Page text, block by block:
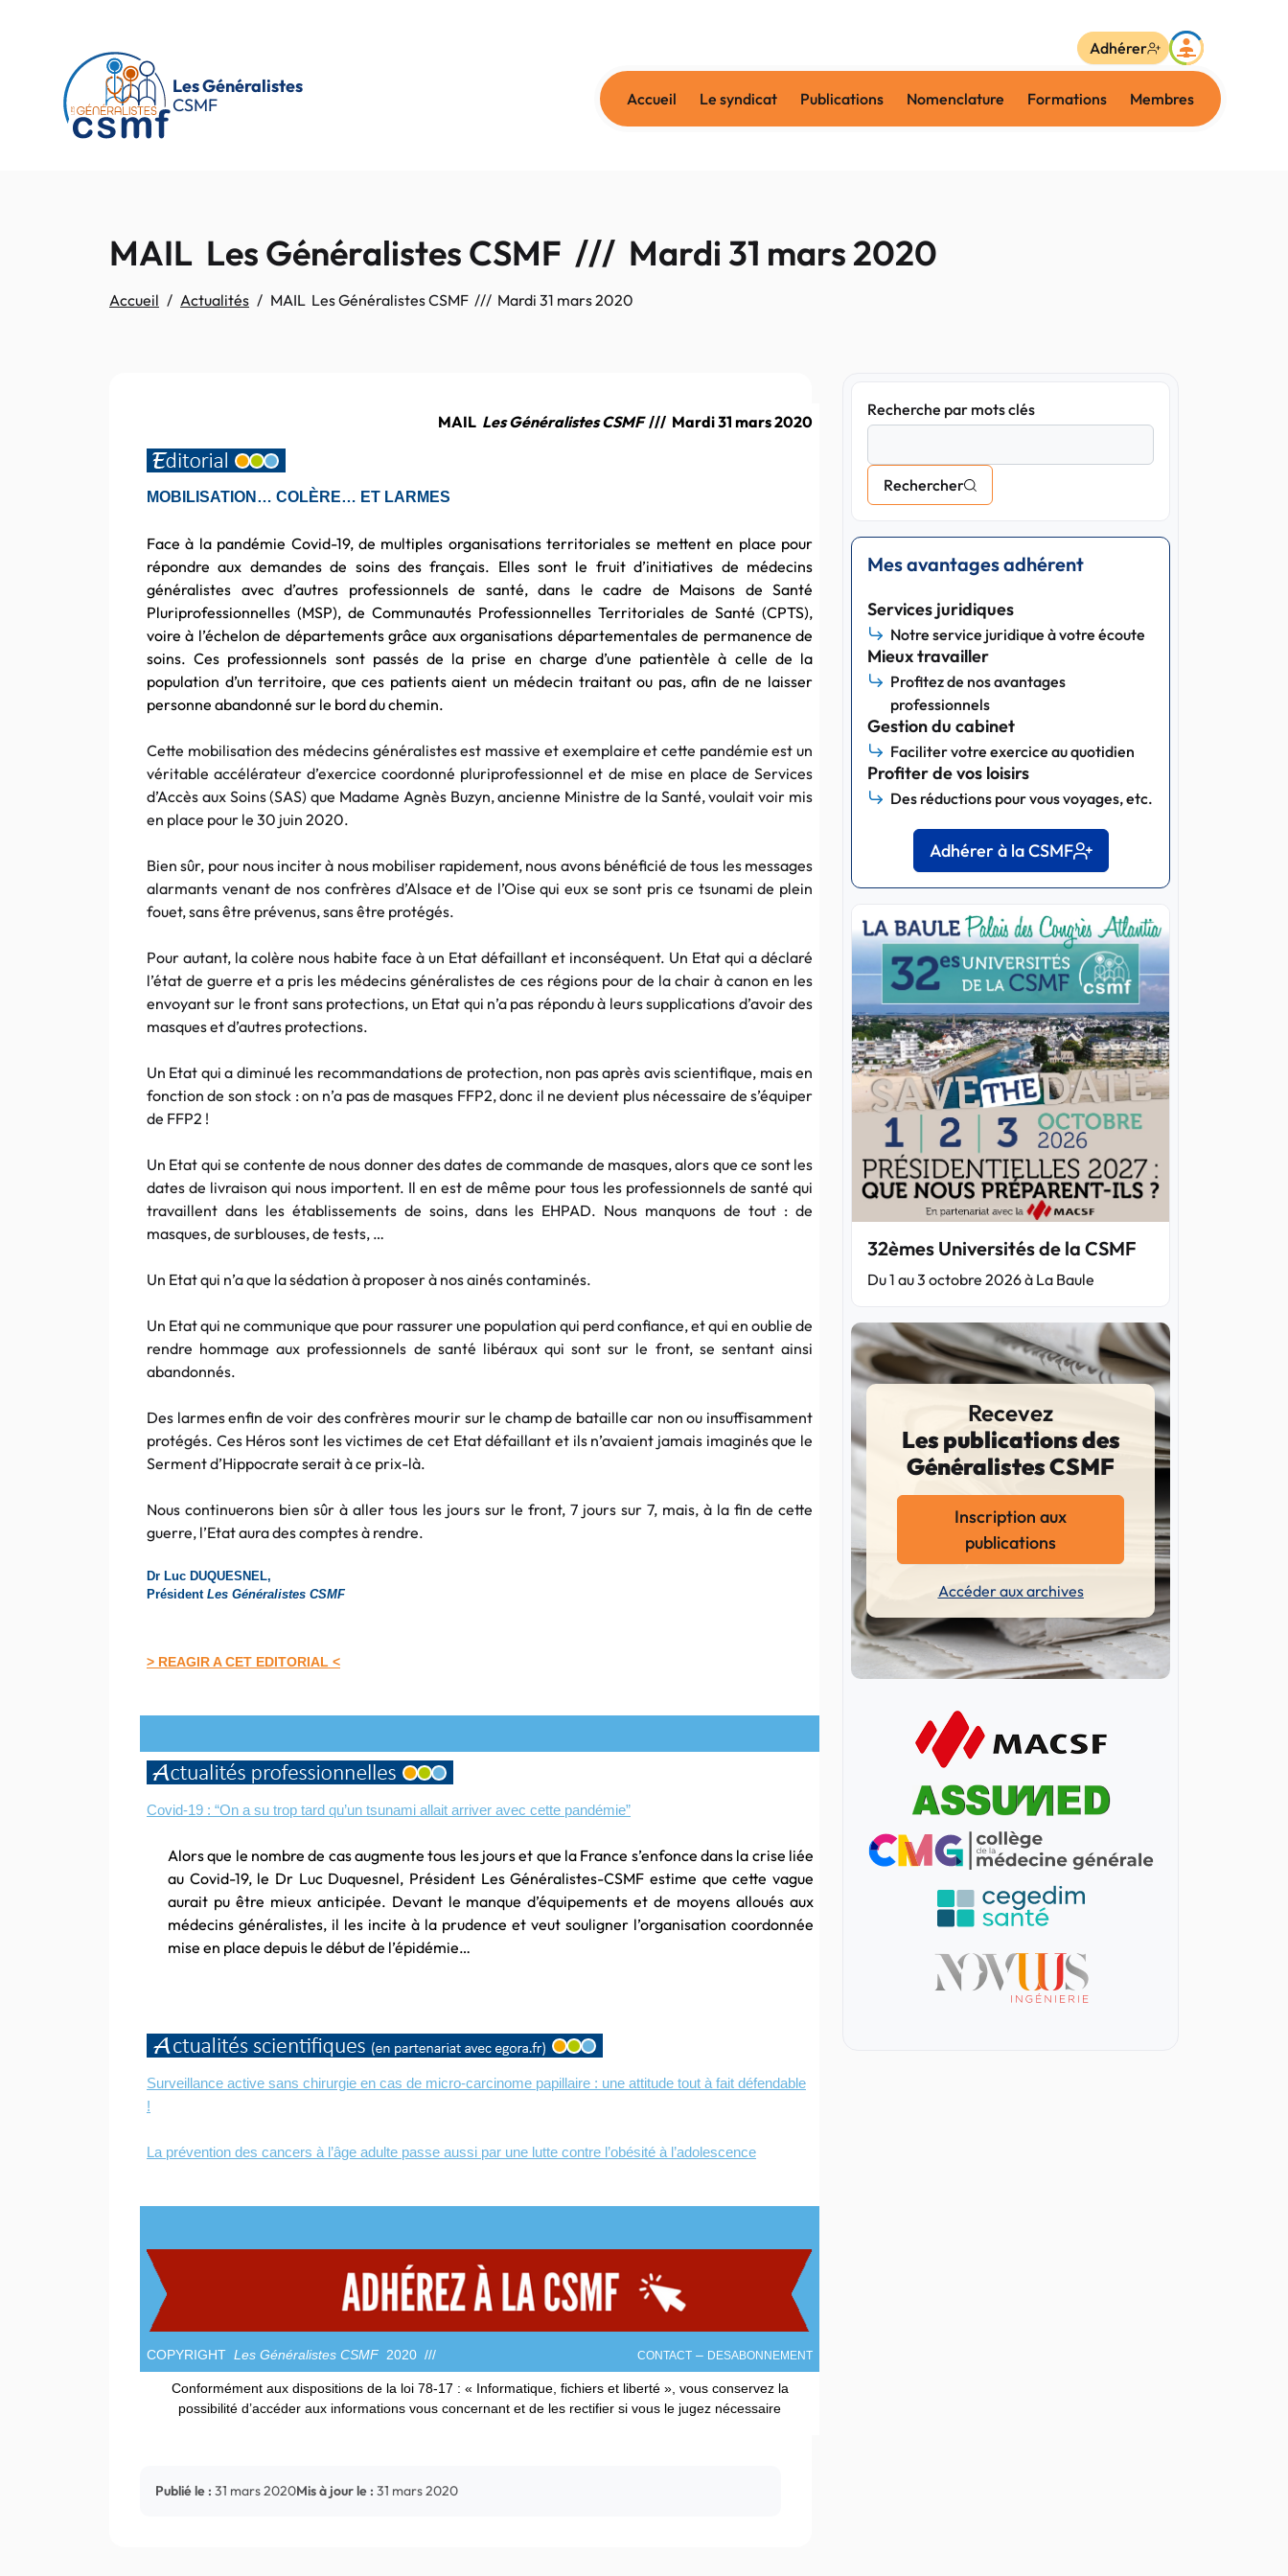
Les Généralistes
CSMF
Accueil Le syndicat Publications Nomenclature Formations Membres
Adhérer
MAIL Les Généralistes CSMF /// Mardi 31 mars 2020
Accueil Actualités MAIL Les Généralistes CSMF /// Mardi 31 mars 2020
MAIL Les Généralistes CSMF/// Mardi 31 mars 2020
MOBILISATION… COLÈRE… ET LARMES
Face à la pandémie Covid-19, de multiples organisations territoriales se mettent en place pour
répondre aux demandes de soins des français. Elles sont le fruit d’initiatives de médecins
généralistes avec d’autres professionnels de santé, dans le cadre de Maisons de Santé
Pluriprofessionnelles (MSP), de Communautés Professionnelles Territoriales de Santé (CPTS),
voire à l’échelon de départements grâce aux organisations départementales de permanence de
soins. Ces professionnels sont passés de la prise en charge d’une patientèle à celle de la
population d’un territoire, que ces patients aient un médecin traitant ou pas, afin de ne laisser
personne abandonné sur le bord du chemin.
Cette mobilisation des médecins généralistes est massive et exemplaire et cette pandémie est un
véritable accélérateur d’exercice coordonné pluriprofessionnel et de mise en place de Services
d’Accès aux Soins (SAS) que Madame Agnès Buzyn, ancienne Ministre de la Santé, voulait voir mis
en place pour le 30 juin 2020.
Bien sûr, pour nous inciter à nous mobiliser rapidement, nous avons bénéficié de tous les messages
alarmants venant de nos confrères d’Alsace et de l’Oise qui eux se sont pris ce tsunami de plein
fouet, sans être prévenus, sans être protégés.
Pour autant, la colère nous habite face à un Etat défaillant et inconséquent. Un Etat qui a déclaré
l’état de guerre et a pris les médecins généralistes de ces régions pour de la chair à canon en les
envoyant sur le front sans protections, un Etat qui n’a pas répondu à leurs supplications d’avoir des
masques et d’autres protections.
Un Etat qui a diminué les recommandations de protection, non pas après avis scientifique, mais en
fonction de son stock : on n’a pas de masques FFP2, donc il ne devient plus nécessaire de s’équiper
de FFP2 !
Un Etat qui se contente de nous donner des dates de commande de masques, alors que ce sont les
dates de livraison qui nous importent. Il en est de même pour tous les professionnels de santé qui
travaillent dans les établissements de soins, dans les EHPAD. Nous manquons de tout : de
masques, de surblouses, de tests, …
Un Etat qui n’a que la sédation à proposer à nos ainés contaminés.
Un Etat qui ne communique que pour rassurer une population qui perd confiance, et qui en oublie de
rendre hommage aux professionnels de santé libéraux qui sont sur le front, se sentant ainsi
abandonnés.
Des larmes enfin de voir des confrères mourir sur le champ de bataille car non ou insuffisamment
protégés. Ces Héros sont les victimes de cet Etat défaillant et ils n’avaient jamais imaginés que le
Serment d’Hippocrate serait à ce prix-là.
Nous continuerons bien sûr à aller tous les jours sur le front, 7 jours sur 7, mais, à la fin de cette
guerre, l’Etat aura des comptes à rendre.
Dr Luc DUQUESNEL,
Président Les Généralistes CSMF
> REAGIR A CET EDITORIAL <
Covid-19 : “On a su trop tard qu’un tsunami allait arriver avec cette pandémie”
Alors que le nombre de cas augmente tous les jours et que la France s’enfonce dans la crise liée
au Covid-19, le Dr Luc Duquesnel, Président Les Généralistes-CSMF estime que cette vague
aurait pu être mieux anticipée. Devant le manque d’équipements et de moyens alloués aux
médecins généralistes, il les incite à la prudence et veut souligner l’organisation coordonnée
mise en place depuis le début de l’épidémie…
Surveillance active sans chirurgie en cas de micro-carcinome papillaire : une attitude tout à fait défendable
!
La prévention des cancers à l’âge adulte passe aussi par une lutte contre l’obésité à l’adolescence
COPYRIGHT Les Généralistes CSMF 2020 /// CONTACT – DESABONNEMENT
Conformément aux dispositions de la loi 78-17 : « Informatique, fichiers et liberté », vous conservez la
possibilité d’accéder aux informations vous concernant et de les rectifier si vous le jugez nécessaire
Publié le : 31 mars 2020Mis à jour le : 31 mars 2020
Recherche par mots clés
Rechercher
Mes avantages adhérent
Services juridiques
Notre service juridique à votre écoute
Mieux travailler
Profitez de nos avantages
professionnels
Gestion du cabinet
Faciliter votre exercice au quotidien
Profiter de vos loisirs
Des réductions pour vous voyages, etc.
Adhérer à la CSMF
32èmes Universités de la CSMF
Du 1 au 3 octobre 2026 à La Baule
Recevez
Les publications des
Généralistes CSMF
Inscription aux
publications
Accéder aux archives